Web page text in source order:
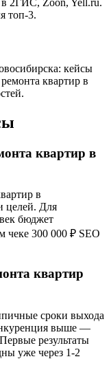
в 2ГИС, Zoon, Yell.ru.
топ-3.
кейсы
квартир в
квартир в
в
целей. Для
бюджет
чеке 300 000 ₽ SEO
квартир
сроки выхода
выше —
результаты
уже через 1-2